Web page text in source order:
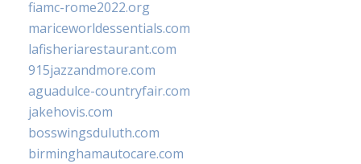
fiamc-rome2022.org
mariceworldessentials.com
lafisheriarestaurant.com
915jazzandmore.com
aguadulce-countryfair.com
jakehovis.com
bosswingsduluth.com
birminghamautocare.com